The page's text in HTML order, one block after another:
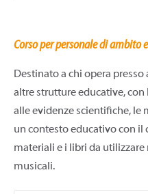
Corso per personale di ambito
Destinato a chi opera
altre strutture educative, con
alle evidenze scientifiche,
un contesto educativo con
materiali e i libri da
musicali.